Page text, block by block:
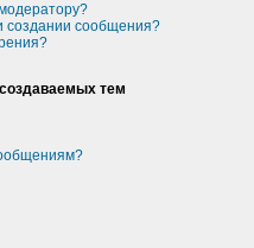
создании сообщения?
тем